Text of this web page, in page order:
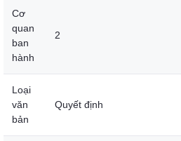
Cơ
quan
ban
hành
2
Loại
văn
bản
Quyết định